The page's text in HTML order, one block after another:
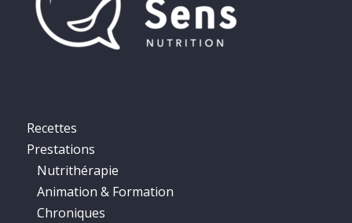
Recettes
Prestations
Nutrithérapie
Animation & Formation
Chroniques